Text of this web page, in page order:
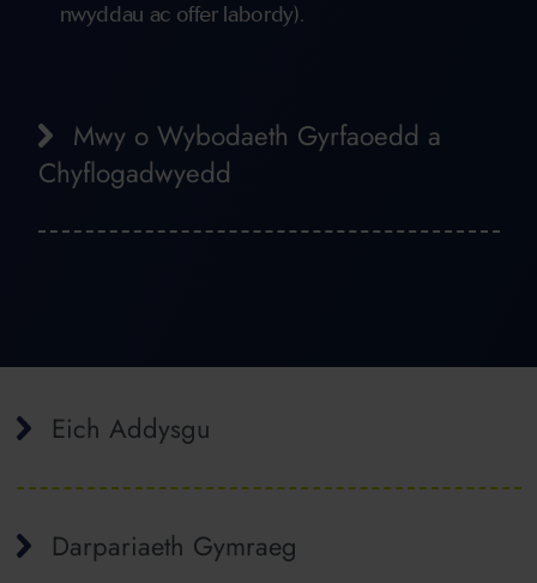
nwyddau ac offer labordy).
Mwy o Wybodaeth Gyrfaoedd a
Chyflogadwyedd
Eich Addysgu
Darpariaeth Gymraeg